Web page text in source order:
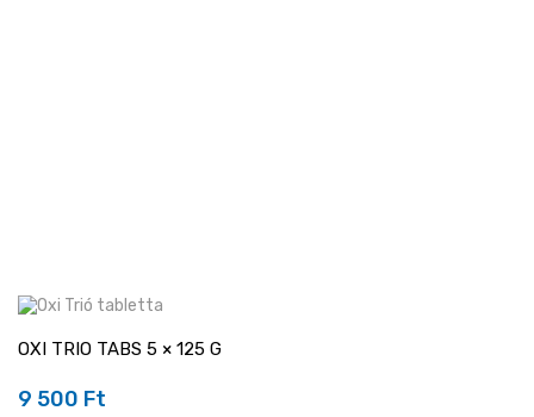
OXI TRIO TABS 5 × 125 G
Ár
9 500 Ft